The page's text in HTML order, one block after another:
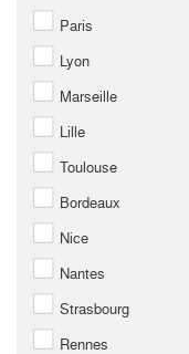
Paris
Lyon
Marseille
Lille
Toulouse
Bordeaux
Nice
Nantes
Strasbourg
Rennes